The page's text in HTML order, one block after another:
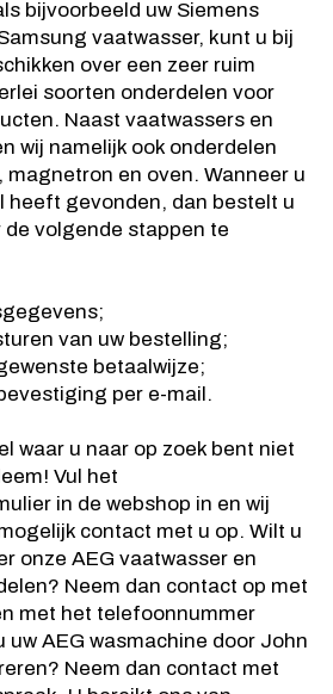
bijvoorbeeld uw Siemens
vaatwasser, kunt u bij
over een zeer ruim
soorten onderdelen voor
Naast vaatwassers en
wij namelijk ook onderdelen
en oven. Wanneer u
heeft gevonden, dan bestelt u
volgende stappen te
van uw bestelling;
betaalwijze;
per e-mail.
waar u naar op zoek bent niet
Vul het
in de webshop in en wij
contact met u op. Wilt u
onze AEG vaatwasser en
Neem dan contact op met
met het telefoonnummer
uw AEG wasmachine door John
Neem dan contact met